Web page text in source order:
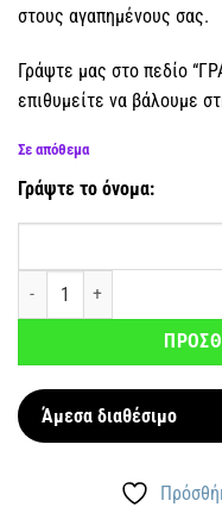
στους αγαπημένους σας.
Γράψτε μας στο πεδίο
επιθυμείτε να βάλουμε
Σε απόθεμα
Γράψτε το όνομα:
Αρωματική λαμπάδα
Άμεσα διαθέσιμο